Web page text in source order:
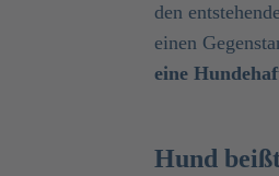
den
einen
eine
Hund